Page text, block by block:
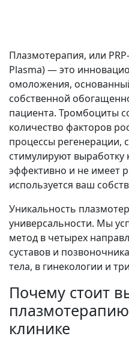
Плазмотерапия, или
Plasma) — это
омоложения,
собственной
пациента. Тромбоциты
количество факторов
процессы регенерации,
стимулируют выработку
эффективно и не имеет
используется ваш
Уникальность
универсальности. Мы
метод в четырех
суставов и
тела, в гинекологии и
Почему стоит
клинике